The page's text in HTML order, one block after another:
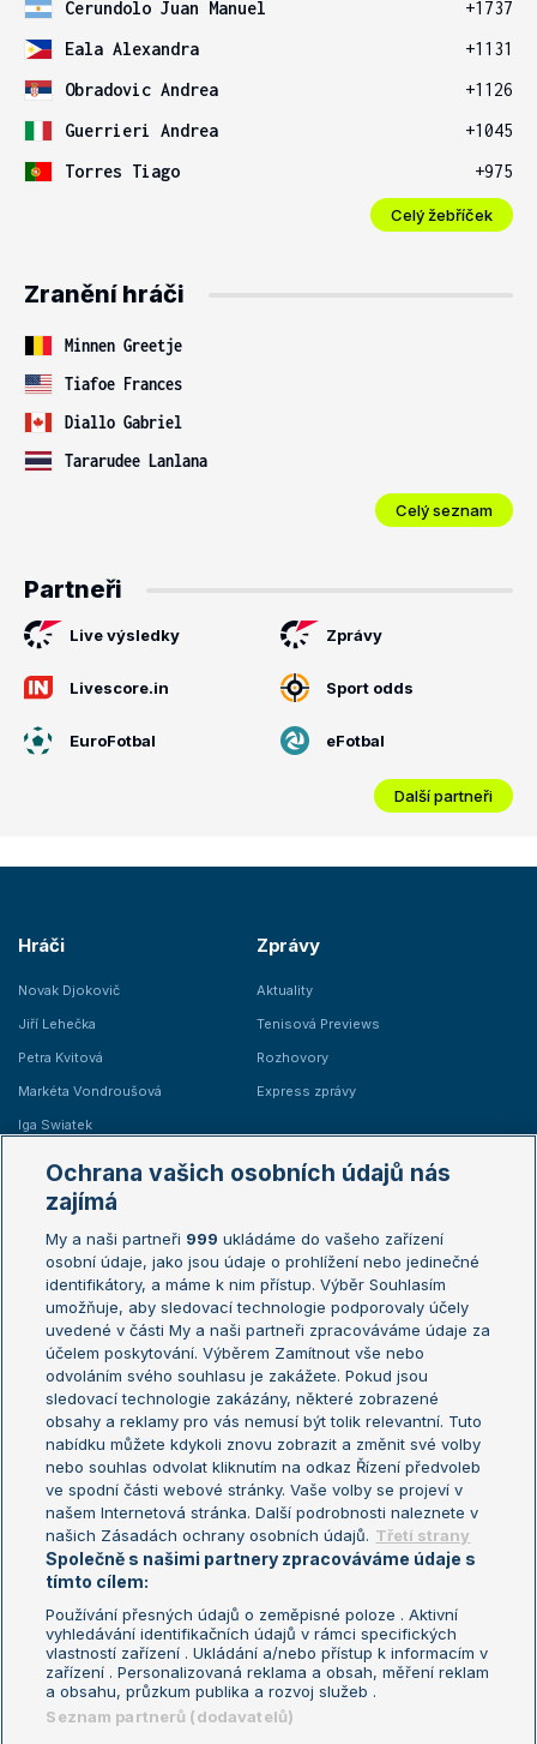
Cerundolo Juan Manuel
+1737
Eala Alexandra
+1131
Obradovic Andrea
+1126
Guerrieri Andrea
+1045
Torres Tiago
+975
Celý žebříček
Zranění hráči
Minnen Greetje
Tiafoe Frances
Diallo Gabriel
Tararudee Lanlana
Celý seznam
Partneři
Live výsledky Zprávy
Livescore.in Sport odds
EuroFotbal eFotbal
Další partneři
Hráči
Novak Djokovič
Jiří Lehečka
Petra Kvitová
Markéta Vondroušová
Iga Swiatek
Zprávy
Aktuality
Tenisová Previews
Rozhovory
Express zprávy
Žebříčky
Žebříček ATP (muži)
Žebříček WTA (ženy)
Sázkařský žebříček
Australian Open
French Open
Wimbledon
US Open
Turnaj mistrů
Turnaj mistryň
Aktualní trendy
Fotbalové přestupy
Livesport Daily
LS Prague Open
Podmínky užití
Nastavení soukromí
GDPR a žurnalistika
Reklama
Kontakt
Informace o zpracování osobních
údajů
Ochrana vašich osobních údajů nás
zajímá
My a naši partneři 999 ukládáme do vašeho zařízení
osobní údaje, jako jsou údaje o prohlížení nebo jedinečné
identifikátory, a máme k nim přístup. Výběr Souhlasím
umožňuje, aby sledovací technologie podporovaly účely
uvedené v části My a naši partneři zpracováváme údaje za
účelem poskytování. Výběrem Zamítnout vše nebo
odvoláním svého souhlasu je zakážete. Pokud jsou
sledovací technologie zakázány, některé zobrazené
obsahy a reklamy pro vás nemusí být tolik relevantní. Tuto
nabídku můžete kdykoli znovu zobrazit a změnit své volby
nebo souhlas odvolat kliknutím na odkaz Řízení předvoleb
ve spodní části webové stránky. Vaše volby se projeví v
našem Internetová stránka. Další podrobnosti naleznete v
našich Zásadách ochrany osobních údajů. Třetí strany
Společně s našimi partnery zpracováváme údaje s
tímto cílem:
Používání přesných údajů o zeměpisné poloze . Aktivní
vyhledávání identifikačních údajů v rámci specifických
vlastností zařízení . Ukládání a/nebo přístup k informacím v
zařízení . Personalizovaná reklama a obsah, měření reklam
a obsahu, průzkum publika a rozvoj služeb .
Seznam partnerů (dodavatelů)